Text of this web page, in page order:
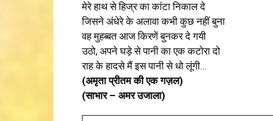
मेरे हाथ से हिज्र का कांटा निकाल दे
जिसने अंधेरे के अलावा कभी कुछ नहीं बुना
वह मुहब्बत आज किरणें बुनकर दे गयी
उठो, अपने घड़े से पानी का एक कटोरा दो
राह के हादसे मैं इस पानी से धो लूंगी…
(अमृता प्रीतम की एक गज़ल)
(साभार – अमर उजाला)